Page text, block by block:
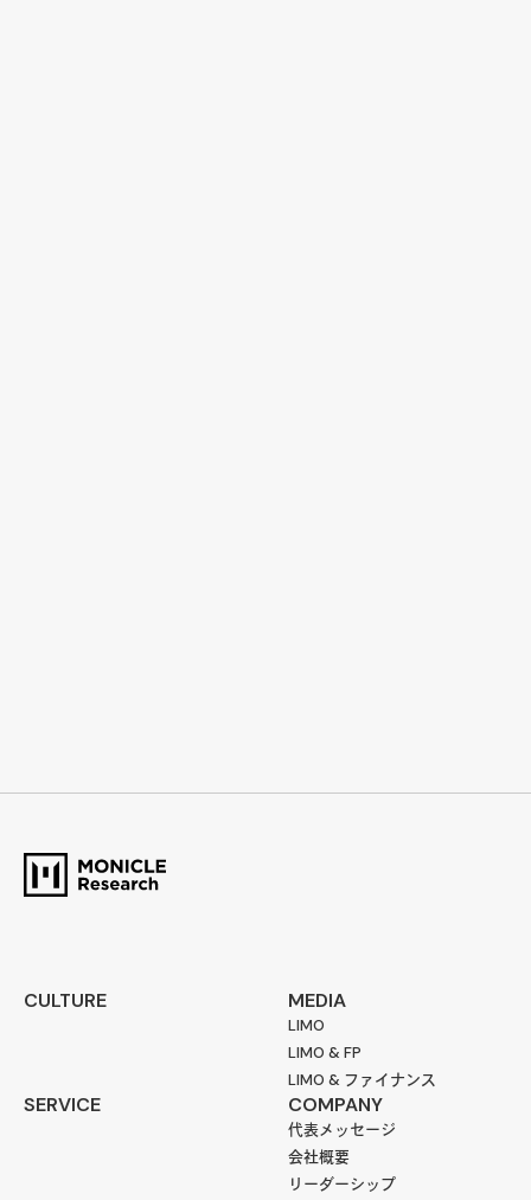
CULTURE MEDIA
LIMO
LIMO & FP
LIMO & ファイナンス
SERVICE COMPANY
代表メッセージ
会社概要
リーダーシップ